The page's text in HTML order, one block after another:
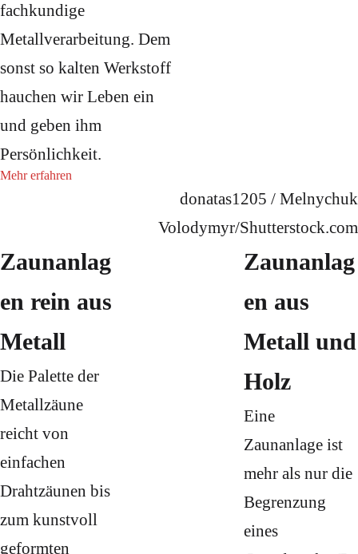
fachkundige
Metallverarbeitung. Dem
sonst so kalten Werkstoff
hauchen wir Leben ein
und geben ihm
Persönlichkeit.
Mehr erfahren
donatas1205 / Melnychuk
Volodymyr/Shutterstock.com
Zaunanlag
en rein aus
Metall
Die Palette der
Metallzäune
reicht von
einfachen
Drahtzäunen bis
zum kunstvoll
geformten
Zaunanlag
en aus
Metall und
Holz
Eine
Zaunanlage ist
mehr als nur die
Begrenzung
eines